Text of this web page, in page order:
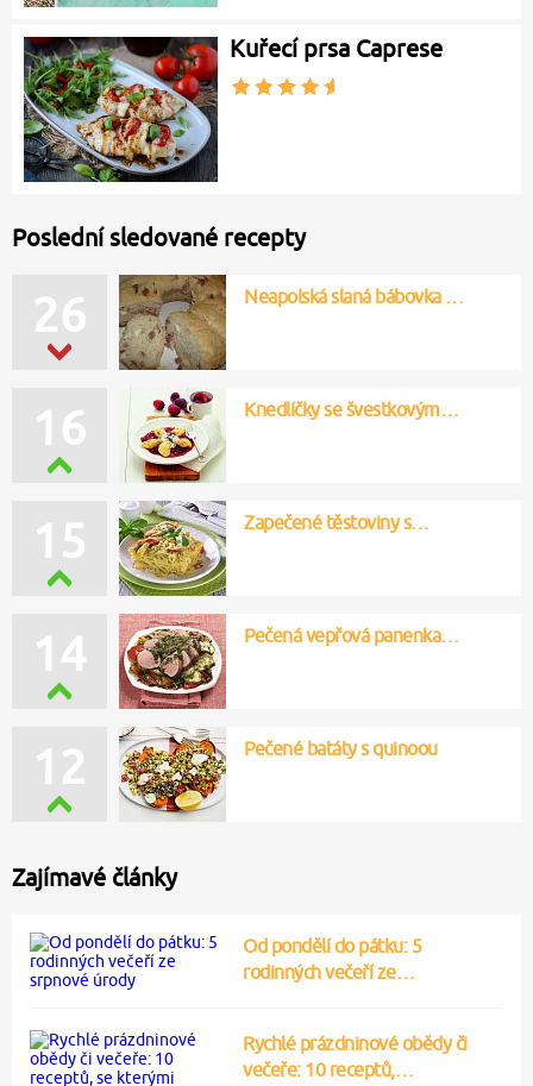
Kuřecí prsa Caprese
Poslední sledované recepty
26 Neapolská slaná bábovka …
16 Knedlíčky se švestkovým…
15 Zapečené těstoviny s…
14 Pečená vepřová panenka…
12 Pečené batáty s quinoou
Zajímavé články
Od pondělí do pátku: 5
rodinných večeří ze…
Rychlé prázdninové obědy či
večeře: 10 receptů,…